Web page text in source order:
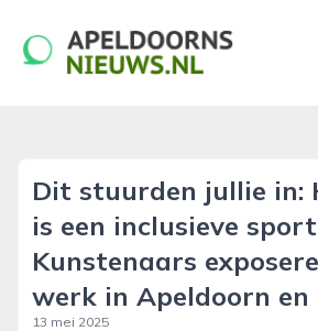
apeldoornsnieuws.nl
Dit stuurden jullie in:
is een inclusieve
Kunstenaars
werk in Apeldoorn en
13 mei 2025